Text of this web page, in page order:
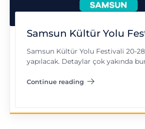
Samsun Kültür Yolu
Samsun Kültür Yolu Festivali 20-28
yapılacak. Detaylar çok yakında
Continue reading
"Samsun Kültür Yolu Festivali"